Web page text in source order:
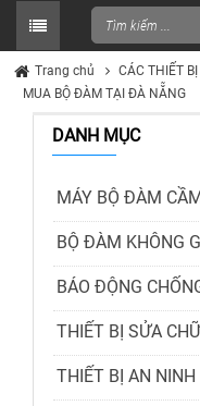
Trang chủ CÁC THIẾT
MUA BỘ ĐÀM TẠI ĐÀ NẴNG
DANH MỤC
MÁY BỘ ĐÀM
BỘ ĐÀM KHÔNG
BÁO ĐỘNG
THIẾT BỊ SỬA
THIẾT BỊ AN